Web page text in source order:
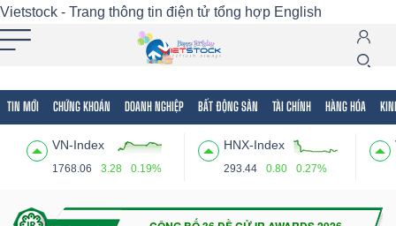
Vietstock - Trang thông tin điện tử tổng hợp English
TIN MỚI CHỨNG KHOÁN DOANH NGHIỆP BẤT ĐỘNG SẢN TÀI CHÍNH HÀNG HÓA
VN-Index
1768.06 3.28 0.19%
HNX-Index
293.44 0.80 0.27%
Tất cả Tính năng Ngành Mã chứng khoán
Tính
(-)